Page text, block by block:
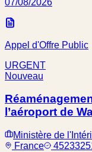
Appel d'Offre Public
URGENT
Nouveau
l’aéroport de
Ministère de
France